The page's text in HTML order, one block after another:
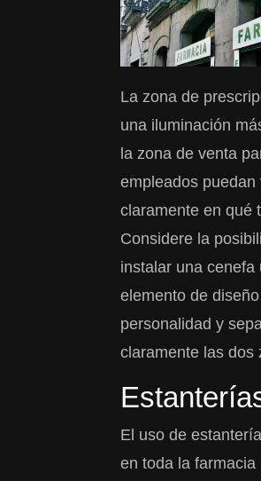
La zona de
una iluminación
la zona de venta
empleados puedan
claramente en qué
Considere la
instalar una cenefa
elemento de
personalidad y
claramente las dos
El uso de
en toda la farmacia